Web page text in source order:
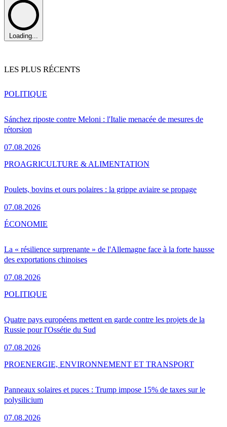
Loading...
LES PLUS RÉCENTS
Sánchez riposte contre Meloni : l'Italie menacée de mesures de
rétorsion
07.08.2026
POLITIQUE
Poulets, bovins et ours polaires : la grippe aviaire se propage
07.08.2026
PROAGRICULTURE & ALIMENTATION
La « résilience surprenante » de l'Allemagne face à la forte hausse
des exportations chinoises
07.08.2026
ÉCONOMIE
Quatre pays européens mettent en garde contre les projets de la
Russie pour l'Ossétie du Sud
07.08.2026
POLITIQUE
Panneaux solaires et puces : Trump impose 15% de taxes sur le
polysilicium
07.08.2026
PROENERGIE, ENVIRONNEMENT ET TRANSPORT